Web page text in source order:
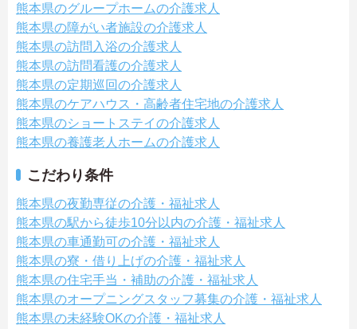
熊本県のグループホームの介護求人
熊本県の障がい者施設の介護求人
熊本県の訪問入浴の介護求人
熊本県の訪問看護の介護求人
熊本県の定期巡回の介護求人
熊本県のケアハウス・高齢者住宅地の介護求人
熊本県のショートステイの介護求人
熊本県の養護老人ホームの介護求人
こだわり条件
熊本県の夜勤専従の介護・福祉求人
熊本県の駅から徒歩10分以内の介護・福祉求人
熊本県の車通勤可の介護・福祉求人
熊本県の寮・借り上げの介護・福祉求人
熊本県の住宅手当・補助の介護・福祉求人
熊本県のオープニングスタッフ募集の介護・福祉求人
熊本県の未経験OKの介護・福祉求人